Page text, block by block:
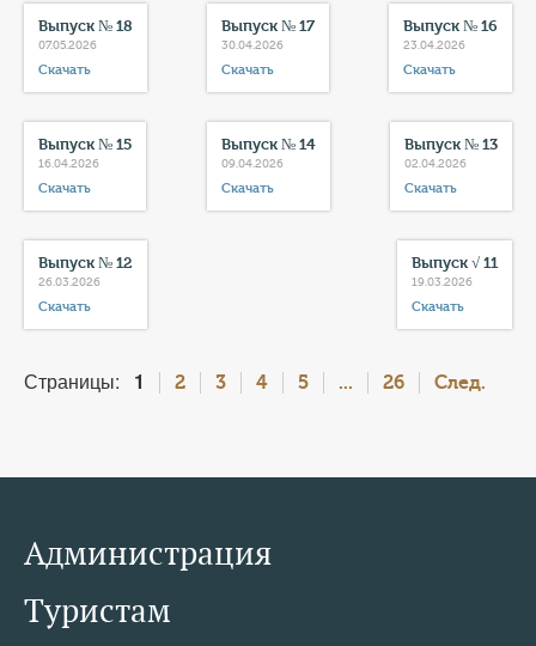
Выпуск № 18
07.05.2026
Скачать
Выпуск № 17
30.04.2026
Скачать
Выпуск № 16
23.04.2026
Скачать
Выпуск № 15
16.04.2026
Скачать
Выпуск № 14
09.04.2026
Скачать
Выпуск № 13
02.04.2026
Скачать
Выпуск № 12
26.03.2026
Скачать
Выпуск √ 11
19.03.2026
Скачать
Страницы: 1 2 3 4 5 ... 26 След.
Администрация
Туристам